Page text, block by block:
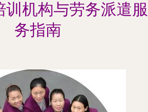
训机构与劳务派遣服
务指南